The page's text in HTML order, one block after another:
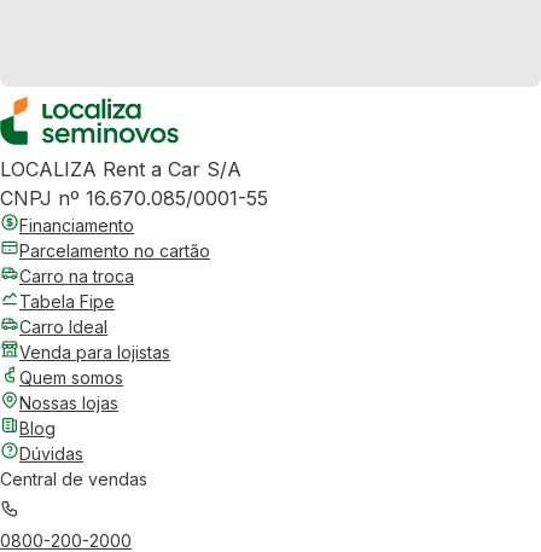
LOCALIZA Rent a Car S/A
CNPJ nº 16.670.085/0001-55
Financiamento
Parcelamento no cartão
Carro na troca
Tabela Fipe
Carro Ideal
Venda para lojistas
Quem somos
Nossas lojas
Blog
Dúvidas
Central de vendas
0800-200-2000